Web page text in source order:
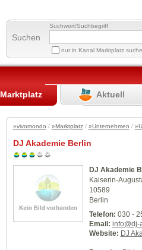
Suchen
Suchwort/Suchbegriff
nur in Kanal Marktplatz
Marktplatz Aktuell
»vivomondo / »Marktplatz/ »Unternehmen /
DJ Akademie Berlin
DJ Akademie
Kaiserin-
10589
Berlin
Telefon: 030 -
Email: info@dj-
Website: DJ